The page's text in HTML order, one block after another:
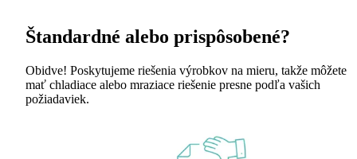
Štandardné alebo prispôsobené?
Obidve! Poskytujeme riešenia výrobkov na mieru, takže môžete
mať chladiace alebo mraziace riešenie presne podľa vašich
požiadaviek.